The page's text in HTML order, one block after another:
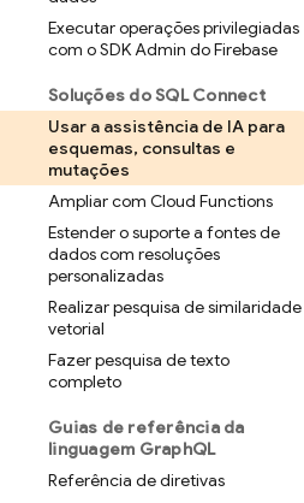
Executar operações privilegiadas
com o SDK Admin do Firebase
Soluções do SQL Connect
Usar a assistência de IA para
esquemas, consultas e
mutações
Ampliar com Cloud Functions
Estender o suporte a fontes de
dados com resoluções
personalizadas
Realizar pesquisa de similaridade
vetorial
Fazer pesquisa de texto
completo
Guias de referência da
linguagem GraphQL
Referência de diretivas